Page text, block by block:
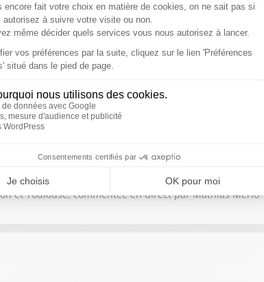
92 et Toulon, présentée par Rémi Dos Santos
et Toulouse, commentée en direct par Mathias Merlo